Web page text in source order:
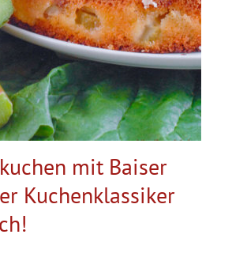
mit Baiser
Kuchenklassiker